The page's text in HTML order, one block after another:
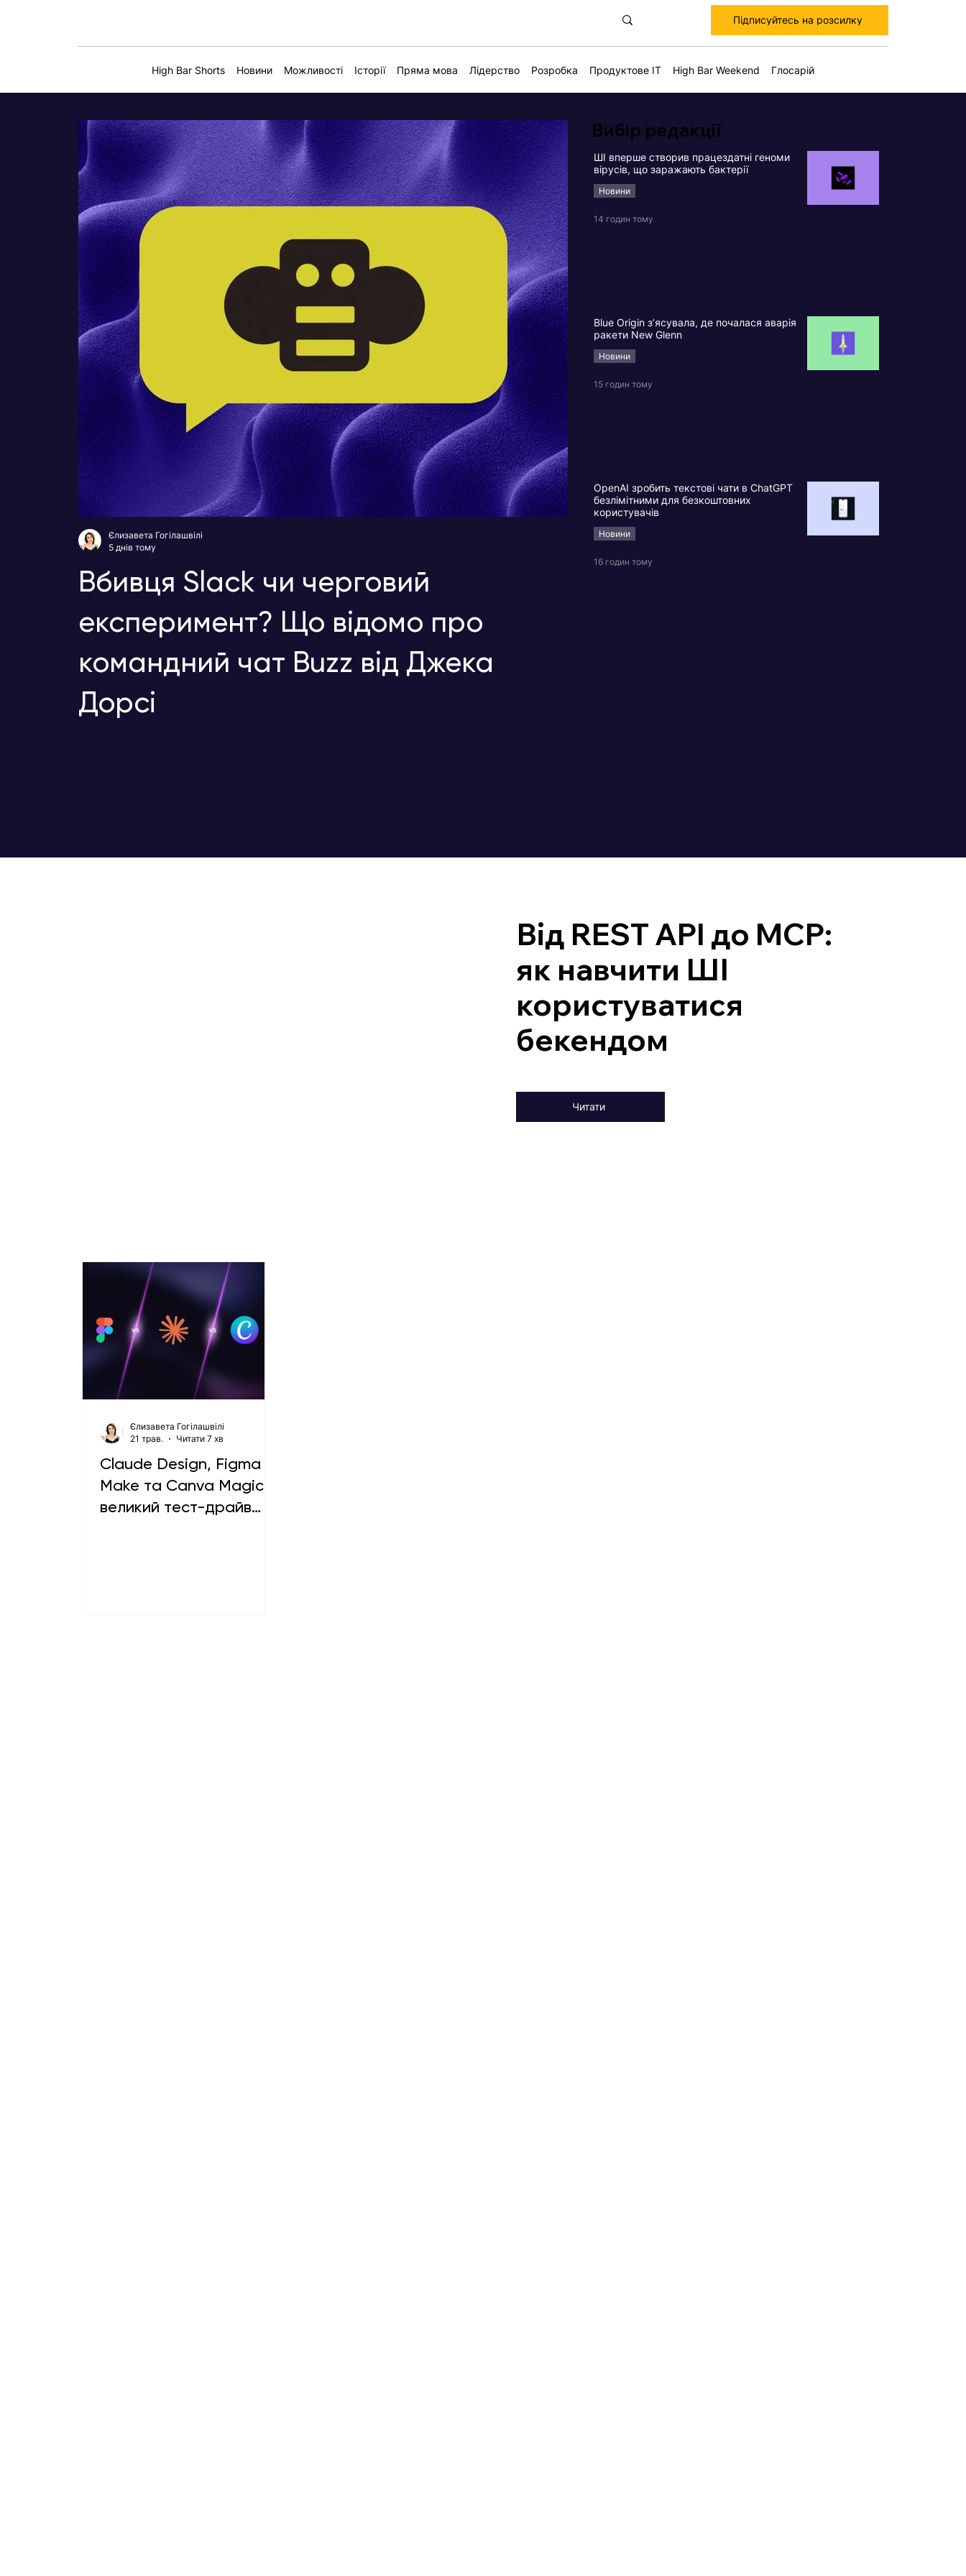
Підписуйтесь на розсилку
High Bar Shorts Новини Можливості Історії Пряма мова Лідерство Розробка Продуктове IT High Bar Weekend Глосарій
Від REST API до MCP:
як навчити ШІ
користуватися
бекендом
Читати
Claude Design, Figma
Make та Canva Magic:
великий тест-драйв
Єлизавета Гогілашвілі
21 трав.
Читати 7 хв
Вбивця Slack чи черговий
експеримент? Що відомо про
командний чат Buzz від Джека
Дорсі
Єлизавета Гогілашвілі
5 днів тому
Вибір редакції
ШІ вперше створив працездатні геноми
вірусів, що заражають бактерії
Новини
14 годин тому
Blue Origin з’ясувала, де почалася аварія
ракети New Glenn
Новини
15 годин тому
OpenAI зробить текстові чати в ChatGPT
безлімітними для безкоштовних
користувачів
Новини
16 годин тому